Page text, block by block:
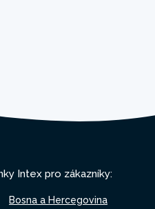
Intex pro zákazníky:
Bosna a Hercegovina